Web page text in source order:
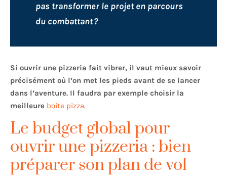
pas transformer le projet en parcours
du combattant ?
Si ouvrir une pizzeria fait vibrer, il vaut mieux savoir
précisément où l’on met les pieds avant de se lancer
dans l’aventure. Il faudra par exemple choisir la
meilleure boite pizza.
Le budget global pour
ouvrir une pizzeria : bien
préparer son plan de vol